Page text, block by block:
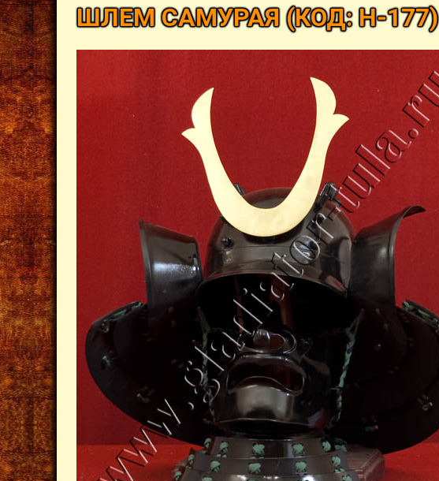
ШЛЕМ САМУРАЯ(КОД:H-177)